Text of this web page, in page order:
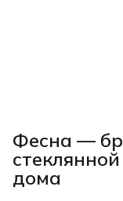
Фесна —
дома